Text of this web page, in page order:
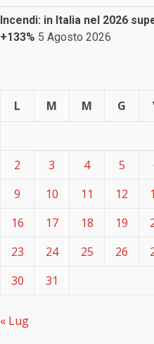
Incendi: in Italia nel 2026
+133% 5 Agosto 2026
L M M G
2
3 4 5
9
10 11 12
16
17 18 19
23
24 25 26
30
31
« Lug